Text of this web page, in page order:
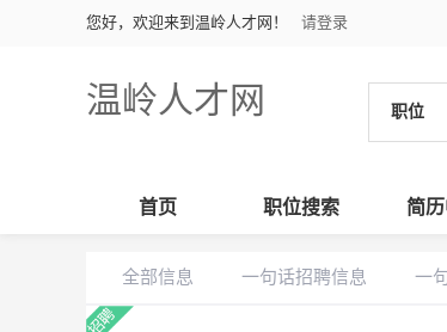
您好，欢迎来到温岭人才网！ 请登录
温岭人才网 职位
首页 职位搜索 简
全部信息 一句话招聘信息 一